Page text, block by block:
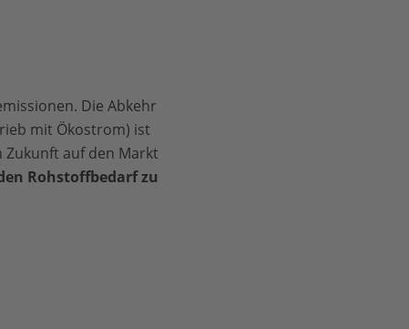
Die Abkehr
mit Ökostrom) ist
Zukunft auf den Markt
Rohstoffbedarf zu